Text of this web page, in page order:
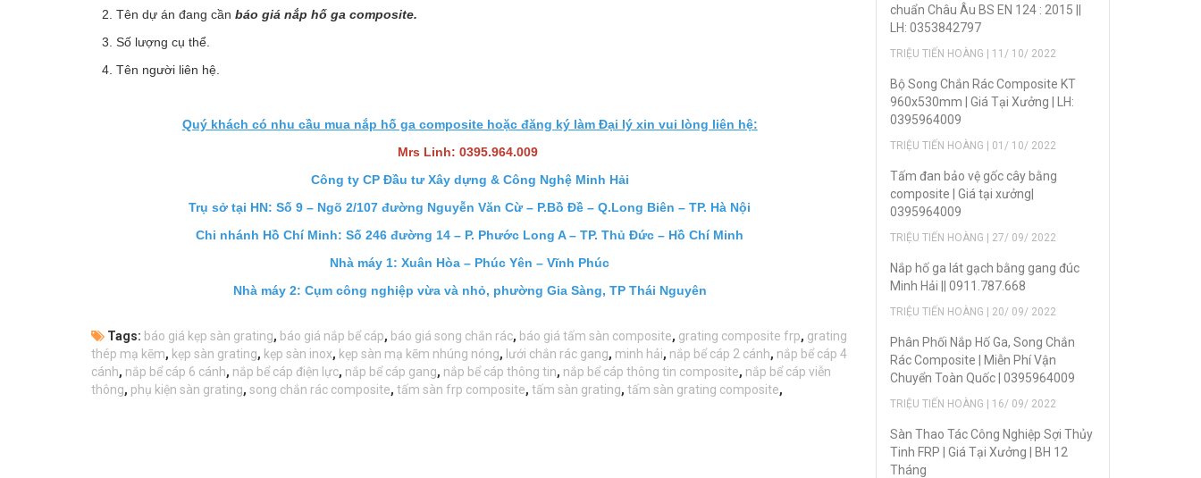
2. Tên dự án đang cần báo giá nắp hố ga composite.
3. Số lượng cụ thể.
4. Tên người liên hệ.
Quý khách có nhu cầu mua nắp hố ga composite hoặc đăng ký làm Đại lý xin vui lòng liên hệ:
Mrs Linh: 0395.964.009
Công ty CP Đầu tư Xây dựng & Công Nghệ Minh Hải
Trụ sở tại HN: Số 9 – Ngõ 2/107 đường Nguyễn Văn Cừ – P.Bồ Đề – Q.Long Biên – TP. Hà Nội
Chi nhánh Hồ Chí Minh: Số 246 đường 14 – P. Phước Long A – TP. Thủ Đức – Hồ Chí Minh
Nhà máy 1: Xuân Hòa – Phúc Yên – Vĩnh Phúc
Nhà máy 2: Cụm công nghiệp vừa và nhỏ, phường Gia Sàng, TP Thái Nguyên
Tags: báo giá kẹp sàn grating, báo giá nắp bể cáp, báo giá song chắn rác, báo giá tấm sàn composite, grating composite frp, grating
thép mạ kẽm, kẹp sàn grating, kẹp sàn inox, kẹp sàn mạ kẽm nhúng nóng, lưới chắn rác gang, minh hải, nắp bể cáp 2 cánh, nắp bể cáp 4
cánh, nắp bể cáp 6 cánh, nắp bể cáp điện lực, nắp bể cáp gang, nắp bể cáp thông tin, nắp bể cáp thông tin composite, nắp bể cáp viễn
thông, phụ kiện sàn grating, song chắn rác composite, tấm sàn frp composite, tấm sàn grating, tấm sàn grating composite,
chuẩn Châu Âu BS EN 124 : 2015 ||
LH: 0353842797
TRIỆU TIẾN HOÀNG | 11/ 10/ 2022
Bộ Song Chắn Rác Composite KT
960x530mm | Giá Tại Xưởng | LH:
0395964009
TRIỆU TIẾN HOÀNG | 01/ 10/ 2022
Tấm đan bảo vệ gốc cây bằng
composite | Giá tại xưởng|
0395964009
TRIỆU TIẾN HOÀNG | 27/ 09/ 2022
Nắp hố ga lát gạch bằng gang đúc
Minh Hải || 0911.787.668
TRIỆU TIẾN HOÀNG | 20/ 09/ 2022
Phân Phối Nắp Hố Ga, Song Chắn
Rác Composite | Miễn Phí Vận
Chuyển Toàn Quốc | 0395964009
TRIỆU TIẾN HOÀNG | 16/ 09/ 2022
Sàn Thao Tác Công Nghiệp Sợi Thủy
Tinh FRP | Giá Tại Xưởng | BH 12
Tháng